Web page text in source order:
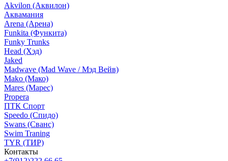
Akvilon (Аквилон)
Аквамания
Arena (Арена)
Funkita (Функита)
Funky Trunks
Head (Хэд)
Jaked
Madwave (Mad Wave / Мэд Вейв)
Mako (Мако)
Mares (Марес)
Propera
ПТК Спорт
Speedo (Спидо)
Swans (Сванс)
Swim Traning
TYR (ТИР)
Контакты